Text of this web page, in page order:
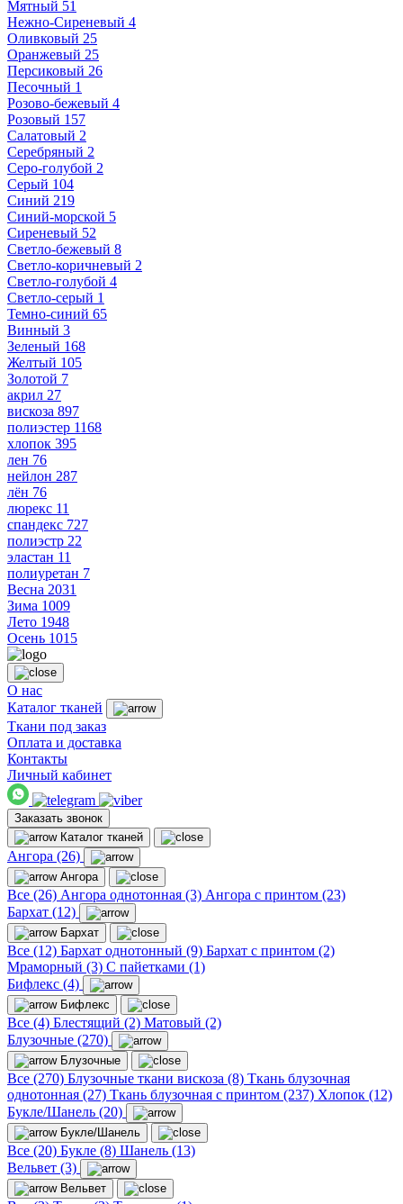
Мятный 51
Нежно-Сиреневый 4
Оливковый 25
Оранжевый 25
Персиковый 26
Песочный 1
Розово-бежевый 4
Розовый 157
Салатовый 2
Серебряный 2
Серо-голубой 2
Серый 104
Синий 219
Синий-морской 5
Сиреневый 52
Светло-бежевый 8
Светло-коричневый 2
Светло-голубой 4
Светло-серый 1
Темно-синий 65
Винный 3
Зеленый 168
Желтый 105
Золотой 7
акрил 27
вискоза 897
полиэстер 1168
хлопок 395
лен 76
нейлон 287
лён 76
люрекс 11
спандекс 727
полиэстр 22
эластан 11
полиуретан 7
Весна 2031
Зима 1009
Лето 1948
Осень 1015
О нас
Каталог тканей
Ткани под заказ
Оплата и доставка
Контакты
Личный кабинет
Заказать звонок
Каталог тканей
Ангора (26)
Ангора
Все (26) Ангора однотонная (3) Ангора с принтом (23)
Бархат (12)
Бархат
Все (12) Бархат однотонный (9) Бархат с принтом (2)
Мраморный (3) С пайетками (1)
Бифлекс (4)
Бифлекс
Все (4) Блестящий (2) Матовый (2)
Блузочные (270)
Блузочные
Все (270) Блузочные ткани вискоза (8) Ткань блузочная
однотонная (27) Ткань блузочная с принтом (237) Хлопок (12)
Букле/Шанель (20)
Букле/Шанель
Все (20) Букле (8) Шанель (13)
Вельвет (3)
Вельвет